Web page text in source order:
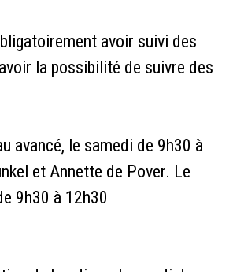
avoir suivi des
la possibilité de suivre des
avancé, le samedi de 9h30 à
et Annette de Pover. Le
9h30 à 12h30